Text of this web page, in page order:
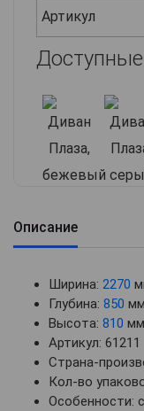
Артикул
Описание
Ширина: 2270
Глубина: 850
Высота: 810
Артикул: 61211
Страна-
Кол-во
Особенности: